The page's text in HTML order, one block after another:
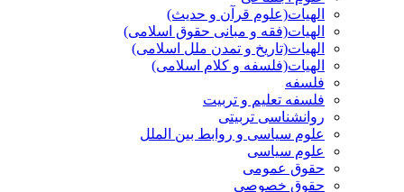
الهیات(علوم قرآن و حدیث)
الهیات(فقه و مبانی حقوق اسلامی)
الهیات(تاریخ و تمدن ملل اسلامی)
الهیات(فلسفه و کلام اسلامی)
فلسفه
فلسفه تعلیم و تربیت
روانشناسی تربیتی
علوم سیاسی و روابط بین الملل
علوم سیاسی
حقوق عمومی
حقوق خصوصی